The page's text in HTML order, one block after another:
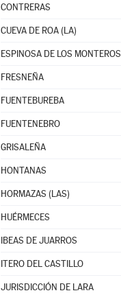
CONTRERAS
CUEVA DE ROA (LA)
ESPINOSA DE LOS MONTEROS
FRESNEÑA
FUENTEBUREBA
FUENTENEBRO
GRISALEÑA
HONTANAS
HORMAZAS (LAS)
HUÉRMECES
IBEAS DE JUARROS
ITERO DEL CASTILLO
JURISDICCIÓN DE LARA